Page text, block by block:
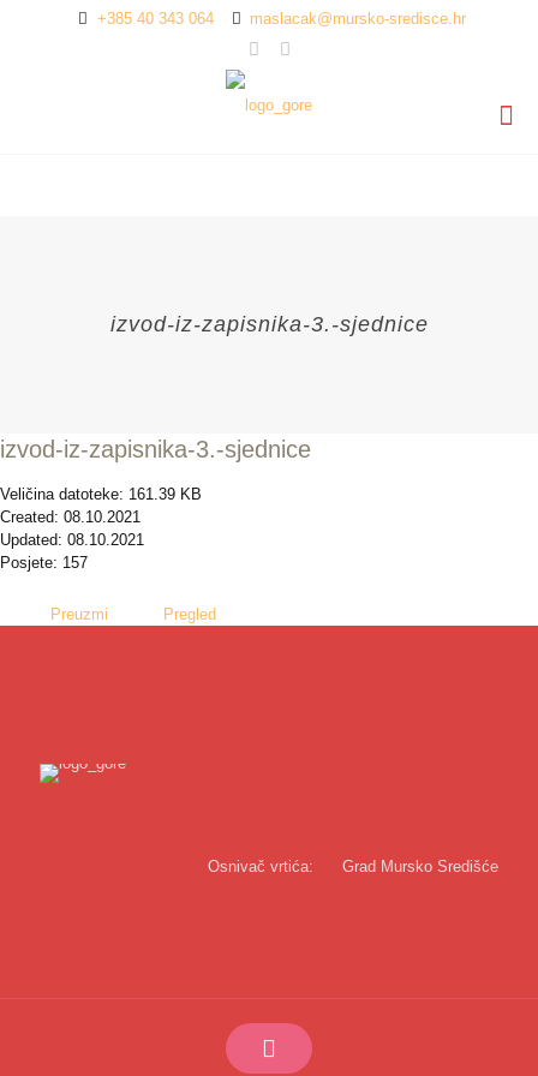
+385 40 343 064 maslacak@mursko-sredisce.hr
izvod-iz-zapisnika-3.-sjednice
izvod-iz-zapisnika-3.-sjednice
Veličina datoteke: 161.39 KB
Created: 08.10.2021
Updated: 08.10.2021
Posjete: 157
Preuzmi Pregled
Osnivač vrtića: Grad Mursko Središće